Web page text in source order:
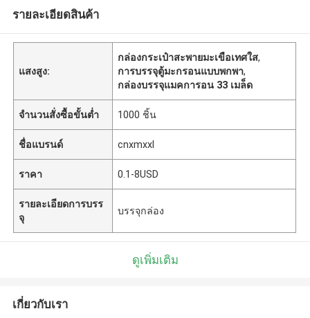
รายละเอียดสินค้า
แสงสูง:
กล่องกระเป๋าสะพายมะเขือเทศใส,
การบรรจุตู้มะกรอนแบบพกพา,
กล่องบรรจุแมคการอน 33 เมล็ด
จำนวนสั่งซื้อขั้นต่ำ 1000 ชิ้น
ชื่อแบรนด์ cnxmxxl
ราคา 0.1-8USD
รายละเอียดการบรร
จุ
บรรจุกล่อง
ดูเพิ่มเติม
เกี่ยวกับเรา